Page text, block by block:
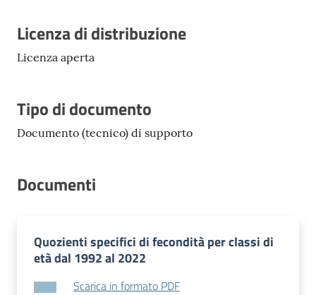
Descrizione
Licenza di distribuzione
Licenza aperta
Tipo di documento
Documento (tecnico) di supporto
Documenti
Quozienti specifici di fecondità per classi di
età dal 1992 al 2022
Scarica in formato PDF